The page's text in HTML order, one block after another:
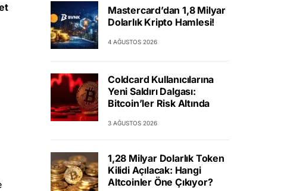
Mastercard’dan 1,8 Milyar
Dolarlık Kripto Hamlesi!
4 AĞUSTOS 2026
Coldcard Kullanıcılarına
Yeni Saldırı Dalgası:
Bitcoin’ler Risk Altında
3 AĞUSTOS 2026
1,28 Milyar Dolarlık Token
Kilidi Açılacak: Hangi
Altcoinler Öne Çıkıyor?